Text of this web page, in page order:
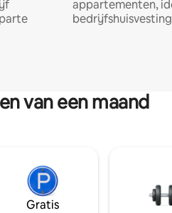
appartementen,
van een maand
Gratis